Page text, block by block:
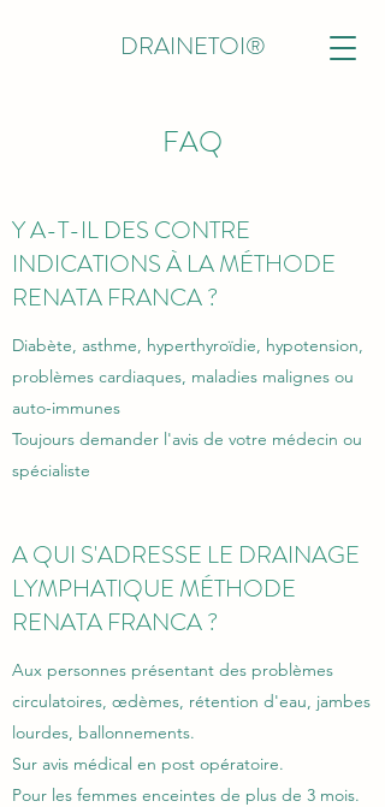
DRAINETOI®
FAQ
Y A-T-IL DES CONTRE
INDICATIONS À LA MÉTHODE
RENATA FRANCA ?
Diabète, asthme, hyperthyroïdie, hypotension,
problèmes cardiaques, maladies malignes ou
auto-immunes
Toujours demander l'avis de votre médecin ou
spécialiste
A QUI S'ADRESSE LE DRAINAGE
LYMPHATIQUE MÉTHODE
RENATA FRANCA ?
Aux personnes présentant des problèmes
circulatoires, œdèmes, rétention d'eau, jambes
lourdes, ballonnements.
Sur avis médical en post opératoire.
Pour les femmes enceintes de plus de 3 mois.